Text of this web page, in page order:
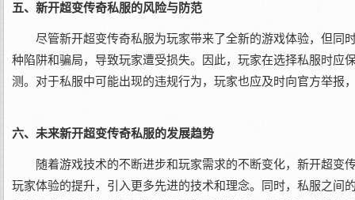
五、新开超变传奇私服的风险与防范
尽管新开超变传奇私服为玩家带来了全新的游戏体验，但同
种陷阱和骗局，导致玩家遭受损失。因此，玩家在选择私服时应
测。对于私服中可能出现的违规行为，玩家也应及时向官方举报
六、未来新开超变传奇私服的发展趋势
随着游戏技术的不断进步和玩家需求的不断变化，新开超
玩家体验的提升，引入更多先进的技术和理念。同时，私服之间